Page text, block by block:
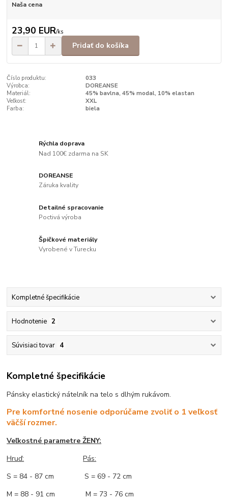
Naša cena
23,90 EUR/ks
Pridať do košíka
Číslo produktu:
033
Výrobca:
DOREANSE
Materiál:
45% bavlna, 45% modal, 10% elastan
Veľkosť:
XXL
Farba:
biela
Rýchla doprava
Nad 100€ zdarma na SK
DOREANSE
Záruka kvality
Detailné spracovanie
Poctivá výroba
Špičkové materiály
Vyrobené v Turecku
Kompletné špecifikácie
Hodnotenie 2
Súvisiaci tovar 4
Kompletné špecifikácie
Pánsky elastický nátelník na telo s dlhým rukávom.
Pre komfortné nosenie odporúčame zvoliť o 1 veľkosť
väčší rozmer.
Veľkostné parametre ŽENY:
Hruď:
Pás:
S = 84 - 87 cm S = 69 - 72 cm
M = 88 - 91 cm M = 73 - 76 cm